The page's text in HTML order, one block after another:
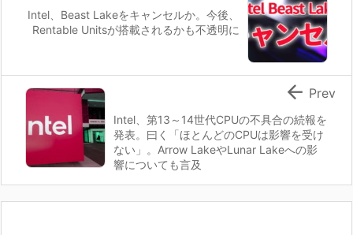
Intel、Beast Lakeをキャンセルか。今後、
Rentable Unitsが搭載されるかも不透明に
Intel、第13～14世代CPUの不具合の続報を
発表。曰く「ほとんどのCPUは影響を受け
ない」。Arrow LakeやLunar Lakeへの影
響についても言及
 Prev